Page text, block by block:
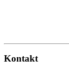
Kontakt